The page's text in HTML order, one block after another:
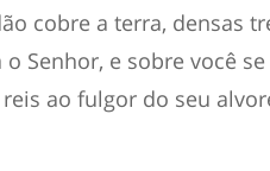
cobre a terra, densas
Senhor, e sobre você
ao fulgor do seu